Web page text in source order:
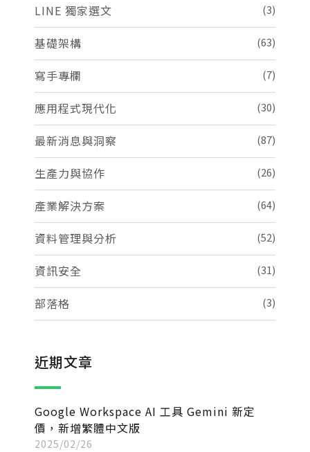
LINE 獨家選文 (3)
基礎架構 (63)
寫手專欄 (7)
應用程式現代化 (30)
最新消息與洞察 (87)
生產力與協作 (26)
產業解決方案 (64)
資料管理與分析 (52)
資訊安全 (31)
部落格 (3)
近期文章
Google Workspace AI 工具 Gemini 新定
價，新增繁體中文版
2025/02/26